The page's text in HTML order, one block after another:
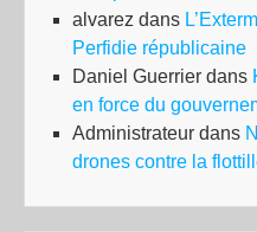
alvarez dans
Perfidie républicaine
Daniel Guerrier dans
en force du
Administrateur dans
drones contre la